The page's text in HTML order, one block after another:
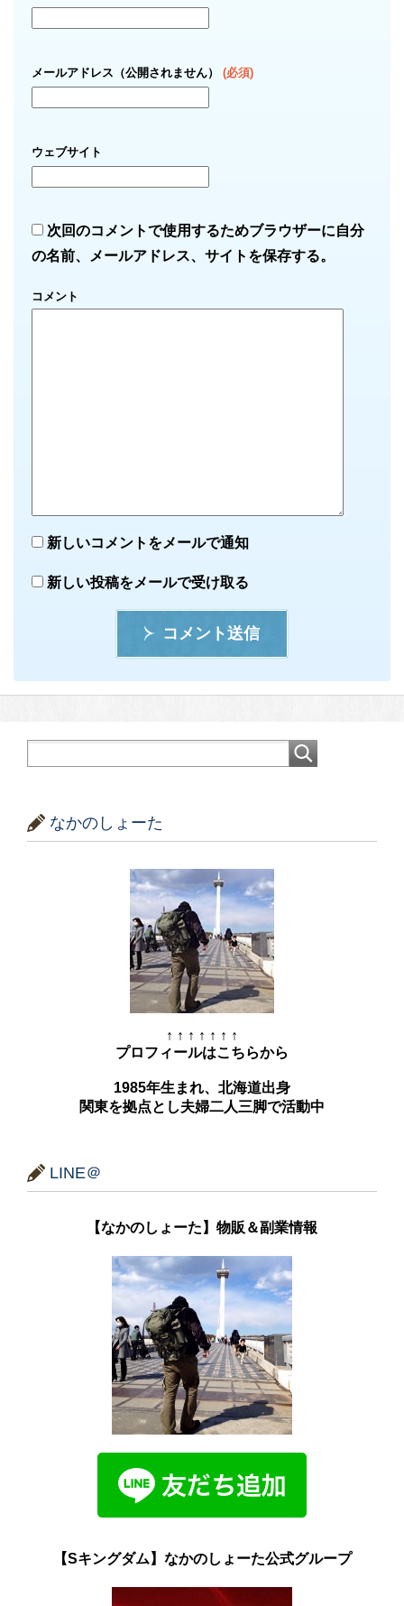
メールアドレス（公開されません） (必須)
ウェブサイト
次回のコメントで使用するためブラウザーに自分
の名前、メールアドレス、サイトを保存する。
コメント
新しいコメントをメールで通知
新しい投稿をメールで受け取る
コメント送信
なかのしょーた
↑ ↑ ↑ ↑ ↑ ↑ ↑
プロフィールはこちらから
1985年生まれ、北海道出身
関東を拠点とし夫婦二人三脚で活動中
LINE＠
【なかのしょーた】物販＆副業情報
【Sキングダム】なかのしょーた公式グループ